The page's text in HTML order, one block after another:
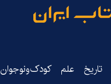
تاریخ‌ علم کودک‌ونوجوان